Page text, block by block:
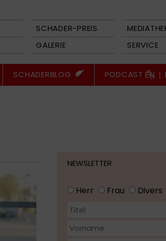
SCHADER-PREIS
GALERIE SERVICE
SCHADERBLOG PODCAST EN |
NEWSLETTER
Herr Frau Divers